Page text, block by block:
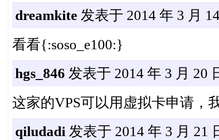
dreamkite发表于 2014 年 3 月
看看{:soso_e100:}
hgs_846 发表于 2014 年 3 月 20
这家的VPS可以用虚拟卡申请，
qiludadi 发表于 2014 年 3 月 21